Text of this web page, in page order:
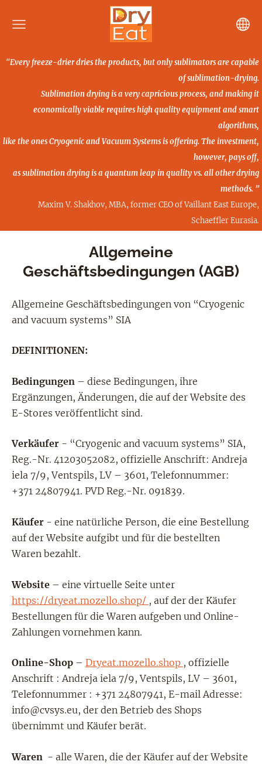
"Every freeze-drier dries the products, but only sublimators are capable
of sublimation-drying.
Sublimation drying is a very capricious process, and making it
economically viable requires high qualityequipment and smart
algorithms,
like the ones Cryogenic and Vacuum Systems is offering. The investment,
however, pays off,
as sublimation drying is a quantum leap in quality vs. all other drying
methods. ”
Maxim V. Shakhov, MBA, former CEO of Vaillant East Europe,
Schaeffler Eurasia.
Allgemeine
Geschäftsbedingungen (AGB)
Allgemeine Geschäftsbedingungen von “Cryogenic
and vacuum systems” SIA
DEFINITIONEN:
Bedingungen – diese Bedingungen, ihre
Ergänzungen, Änderungen, die auf der Website des
E-Stores veröffentlicht sind.
Verkäufer - “Cryogenic and vacuum systems” SIA,
Reg.-Nr. 41203052082, offizielle Anschrift: Andreja
iela 7/9, Ventspils, LV – 3601, Telefonnummer:
+371 24807941. PVD Reg.-Nr. 091839.
Käufer - eine natürliche Person, die eine Bestellung
auf der Website aufgibt und für die bestellten
Waren bezahlt.
Website – eine virtuelle Seite unter
https://dryeat.mozello.shop/ , auf der der Käufer
Bestellungen für die Waren aufgeben und Online-
Zahlungen vornehmen kann.
Online-Shop – Dryeat.mozello.shop , offizielle
Anschrift : Andreja iela 7/9, Ventspils, LV – 3601,
Telefonnummer : +371 24807941, E-mail Adresse:
info@cvsys.eu, der den Betrieb des Shops
übernimmt und Käufer berät.
Waren - alle Waren, die der Käufer auf der Website